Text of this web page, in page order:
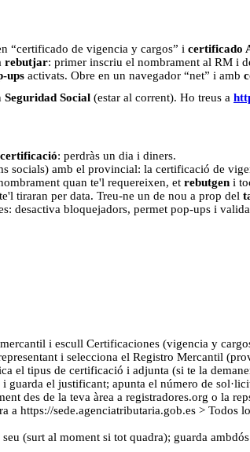
“certificado de vigencia y cargos” i certificado
rebutjar: primer inscriu el nombrament al RM i
ups activats. Obre en un navegador “net” i amb
Seguridad Social (estar al corrent). Ho treus a
certificació: perdràs un dia i diners.
socials) amb el provincial: la certificació de
quan te'l requereixen, et rebutgen i
tiraran per data. Treu-ne un de nou a prop del
desactiva bloquejadors, permet pop-ups i
i escull Certificaciones (vigencia y
i selecciona el Registro Mercantil
el tipus de certificació i adjunta (si te la
guarda el justificant; apunta el número de
des de la teva àrea a registradores.org o la
a https://sede.agenciatributaria.gob.es >
(surt al moment si tot quadra); guarda